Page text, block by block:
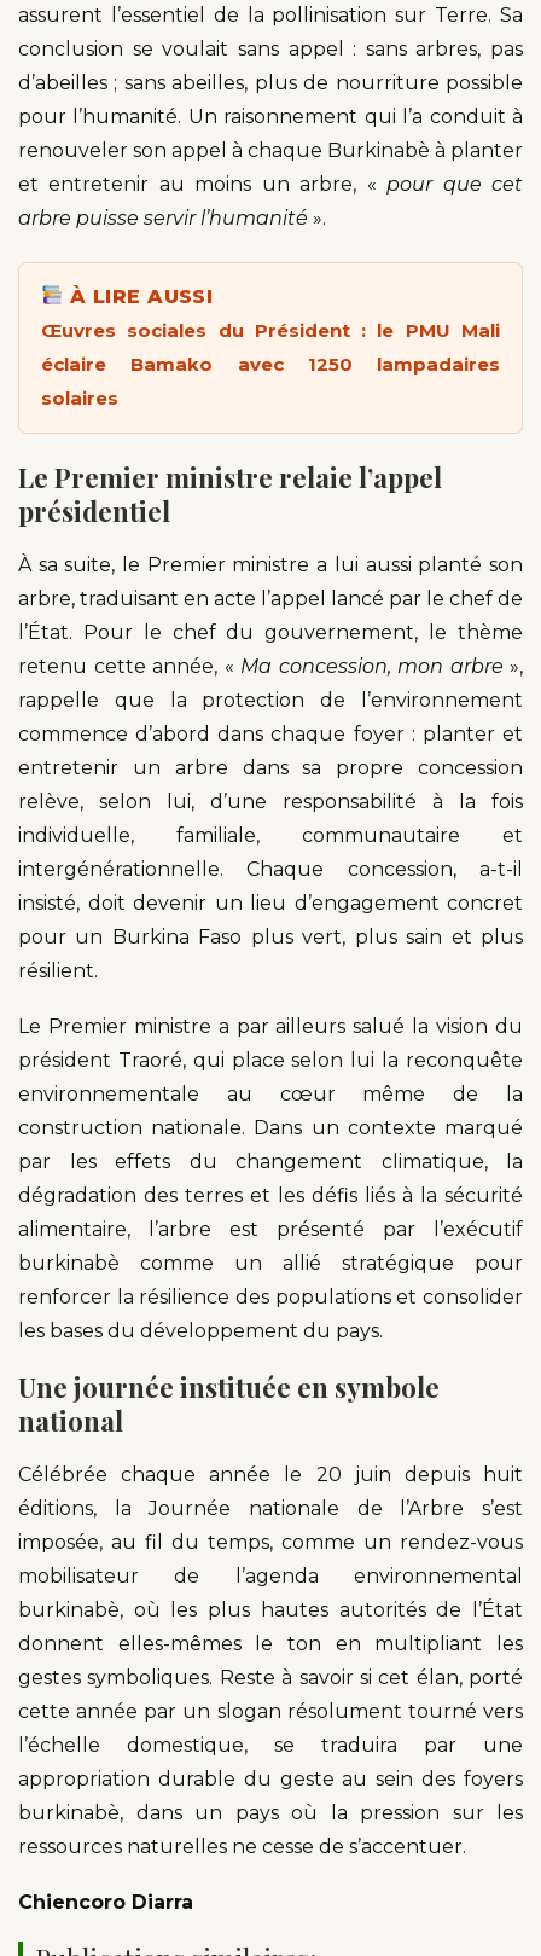
assurent l’essentiel de la pollinisation sur Terre. Sa
conclusion se voulait sans appel : sans arbres, pas
d’abeilles ; sans abeilles, plus de nourriture possible
pour l’humanité. Un raisonnement qui l’a conduit à
renouveler son appel à chaque Burkinabè à planter
et entretenir au moins un arbre, « pour que cet
arbre puisse servir l’humanité ».
À LIRE AUSSI
Œuvres sociales du Président : le PMU Mali
éclaire Bamako avec 1250 lampadaires
solaires
Le Premier ministre relaie l’appel
présidentiel
À sa suite, le Premier ministre a lui aussi planté son
arbre, traduisant en acte l’appel lancé par le chef de
l’État. Pour le chef du gouvernement, le thème
retenu cette année, « Ma concession, mon arbre »,
rappelle que la protection de l’environnement
commence d’abord dans chaque foyer : planter et
entretenir un arbre dans sa propre concession
relève, selon lui, d’une responsabilité à la fois
individuelle, familiale, communautaire et
intergénérationnelle. Chaque concession, a-t-il
insisté, doit devenir un lieu d’engagement concret
pour un Burkina Faso plus vert, plus sain et plus
résilient.
Le Premier ministre a par ailleurs salué la vision du
président Traoré, qui place selon lui la reconquête
environnementale au cœur même de la
construction nationale. Dans un contexte marqué
par les effets du changement climatique, la
dégradation des terres et les défis liés à la sécurité
alimentaire, l’arbre est présenté par l’exécutif
burkinabè comme un allié stratégique pour
renforcer la résilience des populations et consolider
les bases du développement du pays.
Une journée instituée en symbole
national
Célébrée chaque année le 20 juin depuis huit
éditions, la Journée nationale de l’Arbre s’est
imposée, au fil du temps, comme un rendez-vous
mobilisateur de l’agenda environnemental
burkinabè, où les plus hautes autorités de l’État
donnent elles-mêmes le ton en multipliant les
gestes symboliques. Reste à savoir si cet élan, porté
cette année par un slogan résolument tourné vers
l’échelle domestique, se traduira par une
appropriation durable du geste au sein des foyers
burkinabè, dans un pays où la pression sur les
ressources naturelles ne cesse de s’accentuer.
Chiencoro Diarra